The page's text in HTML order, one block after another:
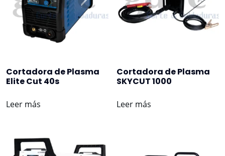
Cortadora de Plasma
Elite Cut 40s
Leer más
Cortadora de Plasma
SKYCUT 1000
Leer más